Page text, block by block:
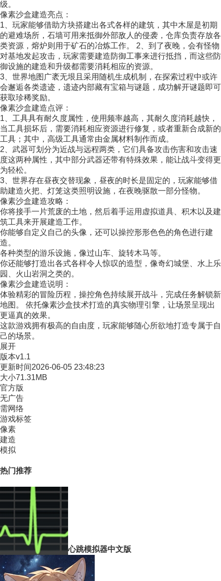
级。
像素沙盒建造亮点：
1、玩家能够借助方块搭建出各式各样的建筑，其中木屋是初期
的避难场所，石墙可用来抵御外部敌人的侵袭，仓库负责存放各
类资源，熔炉则用于矿石的冶炼工作。 2、到了夜晚，会有怪物
对基地发起攻击，玩家需要建造防御工事来进行抵挡，而这些防
御设施的建造和升级都需要消耗相应的资源。
3、世界地图广袤无垠且采用随机生成机制，在探索过程中或许
会邂逅各类遗迹，遗迹内部藏有宝箱与谜题，成功解开谜题即可
获取珍稀奖励。
像素沙盒建造点评：
1、工具具有耐久度属性，使用频率越高，其耐久度消耗越快，
当工具损坏后，需要消耗相应资源进行修复，或者重新合成新的
工具；其中，高级工具通常由金属材料制作而成。
2、武器可划分为近战与远程两类，它们具备攻击伤害和攻击速
度这两种属性，其中部分武器还带有特殊效果，能让战斗变得更
为轻松。
3、世界存在昼夜交替现象，昼夜的时长是固定的，玩家能够借
助建造火把、灯笼这类照明设施，在夜晚驱散一部分怪物。
像素沙盒建造攻略：
你将接手一片荒废的土地，然后着手运用虚拟道具、积木以及建
筑工具来开展建造工作。
你能够自定义自己的头像，还可以操控形形色色的角色进行建
造。
各种类型的游乐设施，像过山车、旋转木马等。
你还能够打造出各式各样令人惊叹的造型，像奇幻城堡、水上乐
园、火山岩洞之类的。
像素沙盒建造说明：
体验精彩的冒险历程，操控角色持续展开战斗，完成任务解锁新
地图。 依托像素沙盒技术打造的真实物理引擎，让场景呈现出
更逼真的效果。
这款游戏拥有极高的自由度，玩家能够随心所欲地打造专属于自
己的场景。
展开
版本v1.1
更新时间2026-06-05 23:48:23
大小71.31MB
官方版
无广告
需网络
游戏标签
像素
建造
模拟
热门推荐
心跳模拟器中文版